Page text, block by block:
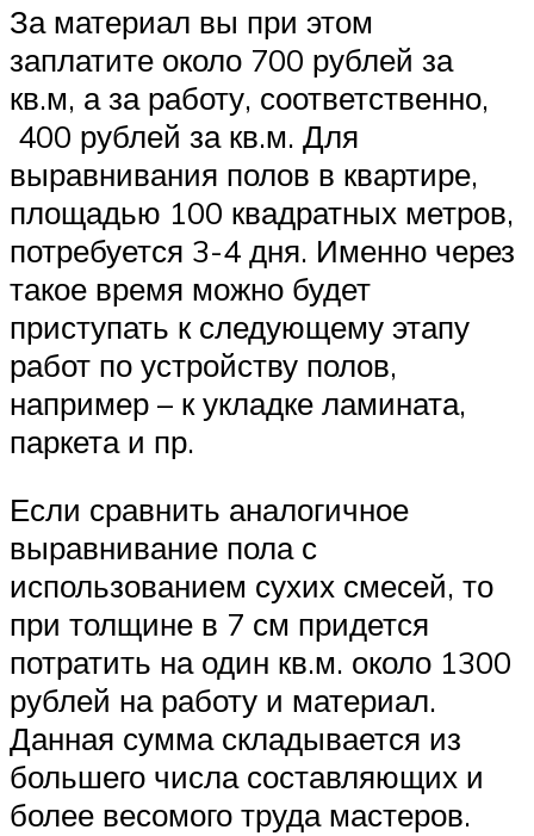
За материал вы при этом
заплатите около 700 рублей за
кв.м, а за работу, соответственно,
400 рублей за кв.м. Для
выравнивания полов в квартире,
площадью 100 квадратных метров,
потребуется 3-4 дня. Именно через
такое время можно будет
приступать к следующему этапу
работ по устройству полов,
например – к укладке ламината,
паркета и пр.
Если сравнить аналогичное
выравнивание пола с
использованием сухих смесей, то
при толщине в 7 см придется
потратить на один кв.м. около 1300
рублей на работу и материал.
Данная сумма складывается из
большего числа составляющих и
более весомого труда мастеров.